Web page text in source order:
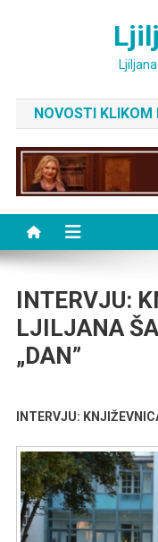
NOVOSTI KLIKOM
INTERVJU:
LJILJANA
„DAN”
INTERVJU: